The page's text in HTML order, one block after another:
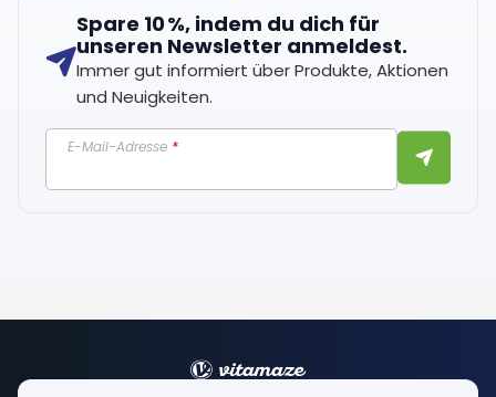
Spare 10 %, indem du dich für
unseren Newsletter anmeldest.
Immer gut informiert über Produkte, Aktionen
und Neuigkeiten.
E-Mail-Adresse *